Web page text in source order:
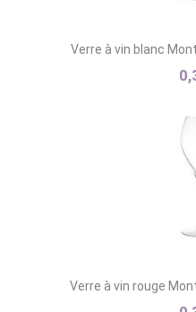
Verre à vin blanc
Verre à vin rouge